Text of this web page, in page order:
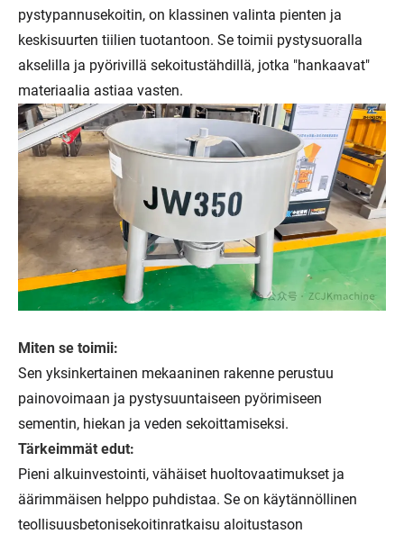
pystypannusekoitin, on klassinen valinta pienten ja
keskisuurten tiilien tuotantoon. Se toimii pystysuoralla
akselilla ja pyörivillä sekoitustähdillä, jotka "hankaavat"
materiaalia astiaa vasten.
Miten se toimii:
Sen yksinkertainen mekaaninen rakenne perustuu
painovoimaan ja pystysuuntaiseen pyörimiseen
sementin, hiekan ja veden sekoittamiseksi.
Tärkeimmät edut:
Pieni alkuinvestointi, vähäiset huoltovaatimukset ja
äärimmäisen helppo puhdistaa. Se on käytännöllinen
teollisuusbetonisekoitinratkaisu aloitustason